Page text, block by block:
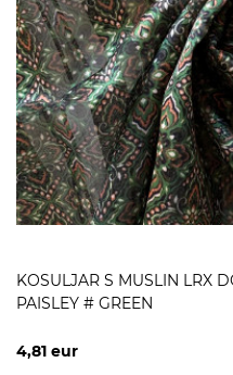
KOSULJAR S MUSLIN LRX
PAISLEY # GREEN
4,81 eur